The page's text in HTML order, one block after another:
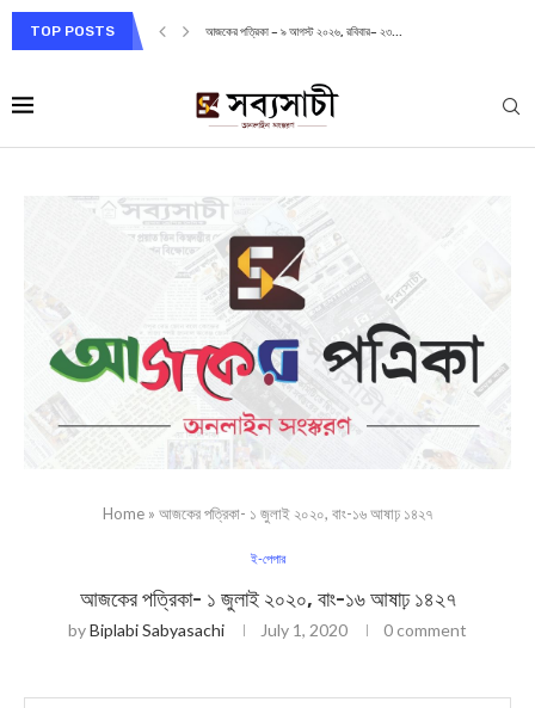
TOP POSTS আজকের পত্রিকা – ৯ আগস্ট ২০২৬, রবিবার– ২৩...
Home» আজকের পত্রিকা- ১ জুলাই ২০২০, বাং-১৬ আষাঢ় ১৪২৭
ই-পেপার
আজকের পত্রিকা- ১ জুলাই ২০২০, বাং-১৬ আষাঢ় ১৪২৭
byBiplabi Sabyasachi July 1, 2020 0 comment